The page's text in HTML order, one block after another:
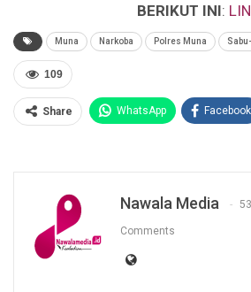
BERIKUT INI:
Muna Narkoba Polres Muna
109
Share WhatsApp Facebook
Nawala Media
Comments